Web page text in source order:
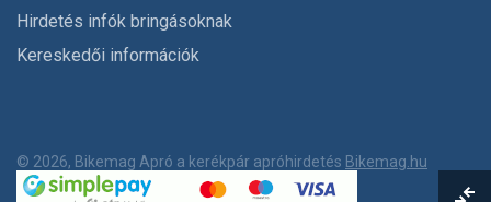
Hirdetés infók bringásoknak
Kereskedői információk
© 2026, Bikemag Apró a kerékpár apróhirdetés Bikemag.hu